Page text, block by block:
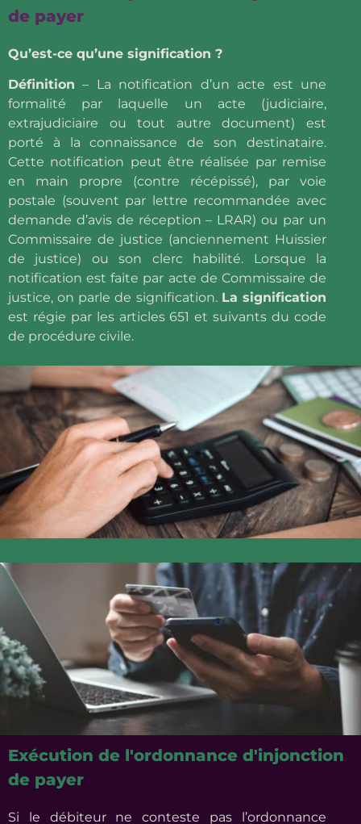
de payer
Qu’est-ce qu’une signification ?
Définition – La notification d’un acte est une
formalité par laquelle un acte (judiciaire,
extrajudiciaire ou tout autre document) est
porté à la connaissance de son destinataire.
Cette notification peut être réalisée par remise
en main propre (contre récépissé), par voie
postale (souvent par lettre recommandée avec
demande d’avis de réception – LRAR) ou par un
Commissaire de justice (anciennement Huissier
de justice) ou son clerc habilité. Lorsque la
notification est faite par acte de Commissaire de
justice, on parle de signification. La signification
est régie par les articles 651 et suivants du code
de procédure civile.
Exécution de l'ordonnance d'injonction
de payer
Si le débiteur ne conteste pas l’ordonnance